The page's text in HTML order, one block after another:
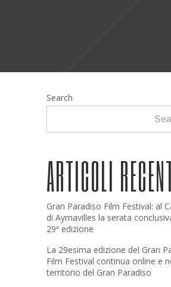
Search
ARTICOLI
Gran Paradiso Film Festival: al
di Aymavilles la serata
29ª edizione
La 29esima edizione del Gran
Film Festival continua online e
territorio del Gran Paradiso